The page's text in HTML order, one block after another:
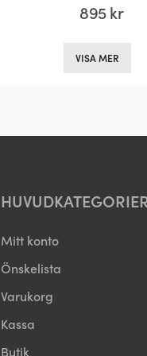
895kr
VISA MER
Mitt konto
Önskelista
Varukorg
Kassa
Butik